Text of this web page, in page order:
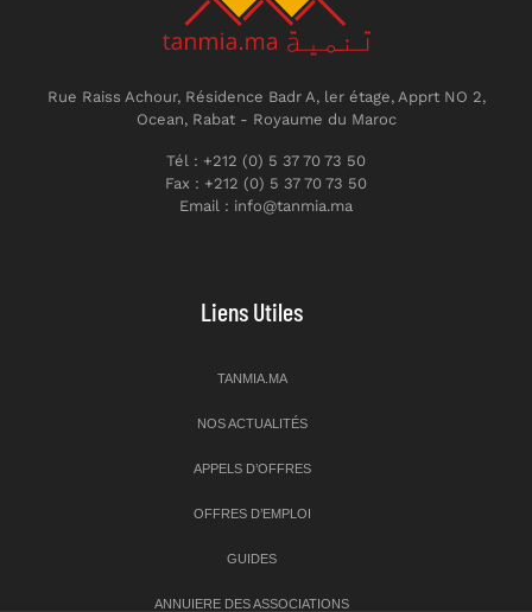
Rue Raiss Achour, Résidence Badr A, ler étage, Apprt NO 2,
Ocean, Rabat - Royaume du Maroc
Tél : +212 (0) 5 37 70 73 50
Fax : +212 (0) 5 37 70 73 50
Email : info@tanmia.ma
Liens Utiles
TANMIA.MA
NOS ACTUALITÉS
APPELS D’OFFRES
OFFRES D’EMPLOI
GUIDES
ANNUIERE DES ASSOCIATIONS